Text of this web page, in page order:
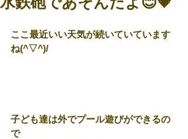
ここ最近いい天気が続いていています
ね(^▽^)/
子ども達は外でプール遊びができるの
で